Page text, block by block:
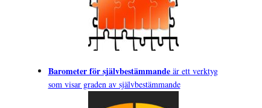
Barometer för självbestämmandeär ett verktyg
som visar graden av självbestämmande